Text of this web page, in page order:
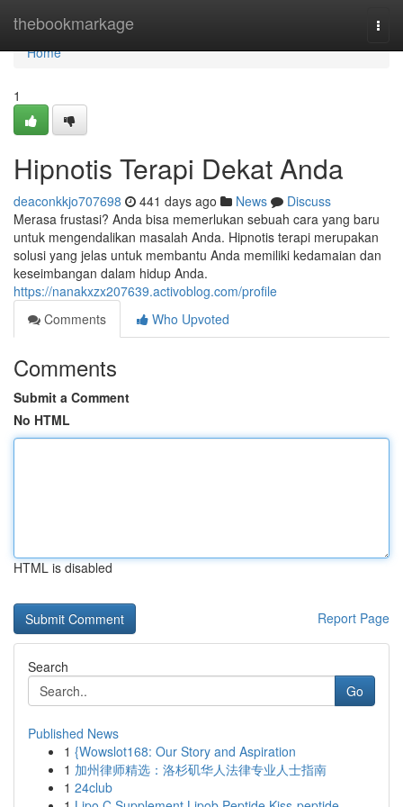
thebookmarkage
Home
Home
1
Hipnotis Terapi Dekat Anda
deaconkkjo707698 441 days ago News
Discuss
Merasa frustasi? Anda bisa memerlukan sebuah cara yang baru
untuk mengendalikan masalah Anda. Hipnotis terapi merupakan
solusi yang jelas untuk membantu Anda memiliki kedamaian dan
keseimbangan dalam hidup Anda.
https://nanakxzx207639.activoblog.com/profile
Comments
Who Upvoted
Comments
Submit a Comment
No HTML
HTML is disabled
Report Page
Search
Go
Published News
1 {Wowslot168: Our Story and Aspiration
1 加州律师精选：洛杉矶华人法律专业人士指南
1 24club